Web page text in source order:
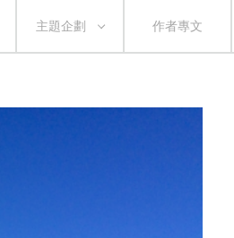
主題企劃 作者專文